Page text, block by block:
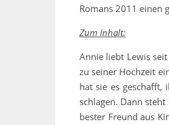
Romans 2011 einen
Zum Inhalt:
Annie liebt Lewis
zu seiner Hochzeit
hat sie es geschafft,
schlagen. Dann
bester Freund aus